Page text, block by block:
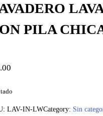
PILA
LAV-IN-LWCategory: Sin